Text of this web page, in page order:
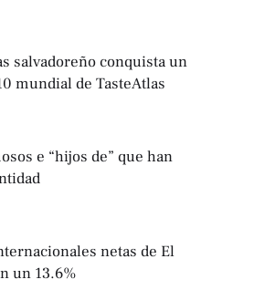
salvadoreño conquista un
mundial de TasteAtlas
e “hijos de” que han
netas de El
un 13.6%